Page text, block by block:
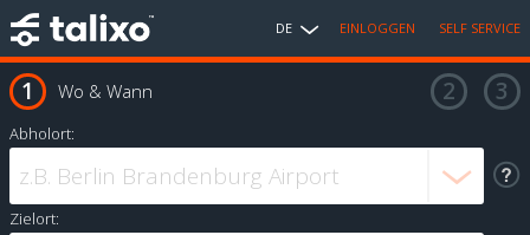
DE EINLOGGEN SELF SERVICE
Wo & Wann
Abholort:
Zielort: